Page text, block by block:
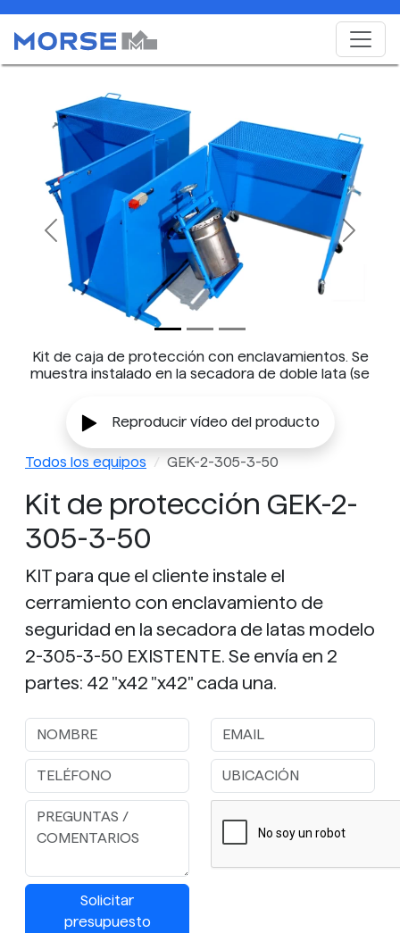
Kit de caja de protección con enclavamientos. Se
muestra instalado en la secadora de doble lata (se
Previous Next
Reproducir vídeo del producto
Todos los equipos GEK-2-305-3-50
Kit de protección GEK-2-
305-3-50
KIT para que el cliente instale el
cerramiento con enclavamiento de
seguridad en la secadora de latas modelo
2-305-3-50 EXISTENTE. Se envía en 2
partes: 42 "x42 "x42" cada una.
Solicitar
presupuesto